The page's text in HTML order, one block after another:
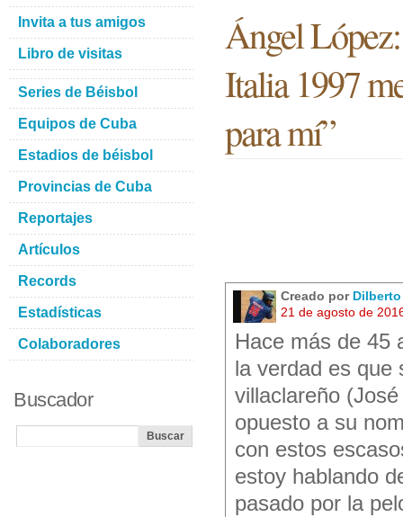
Ángel
Italia 1997
para mí”
Creado por
21 de agosto de
Hace más de 45
la verdad es que
villaclareño
opuesto a su
con estos
estoy hablando
pasado por la
Invita a tus amigos
Libro de visitas
Series de Béisbol
Equipos de Cuba
Estadios de béisbol
Provincias de Cuba
Reportajes
Artículos
Records
Estadísticas
Colaboradores
Buscador